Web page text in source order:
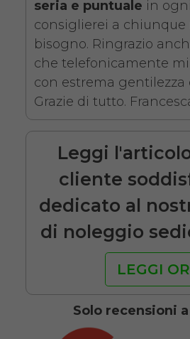
- Con
Seduta
Noleggio sedia a
46 cm con braccioli
estraibili e pedane
estraibili. Il
di 7 giorni a partire
Consegniamo a
tutta Italia,
seria e puntuale in
consiglierei a chiunque
bisogno. Ringrazio
che telefonicamente
con estrema gentilezza
Grazie di tutto.
Leggi
cliente
dedicato al
di noleggio
LEGGI
Solo recensioni